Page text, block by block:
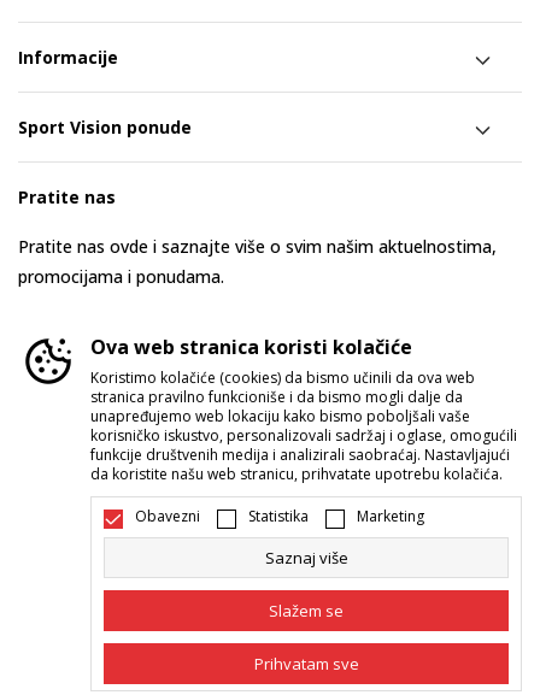
Informacije
Sport Vision ponude
Pratite nas
Pratite nas ovde i saznajte više o svim našim aktuelnostima,
promocijama i ponudama.
Srbija Promenite
Nastojimo da budemo što precizniji u opisu proizvoda, prikazu slika i
Ova web stranica koristi kolačiće
Koristimo kolačiće (cookies) da bismo učinili da ova web
stranica pravilno funkcioniše i da bismo mogli dalje da
unapređujemo web lokaciju kako bismo poboljšali vaše
korisničko iskustvo, personalizovali sadržaj i oglase, omogućili
funkcije društvenih medija i analizirali saobraćaj. Nastavljajući
da koristite našu web stranicu, prihvatate upotrebu kolačića.
Obavezni Statistika Marketing
Saznaj više
Slažem se
Prihvatam sve